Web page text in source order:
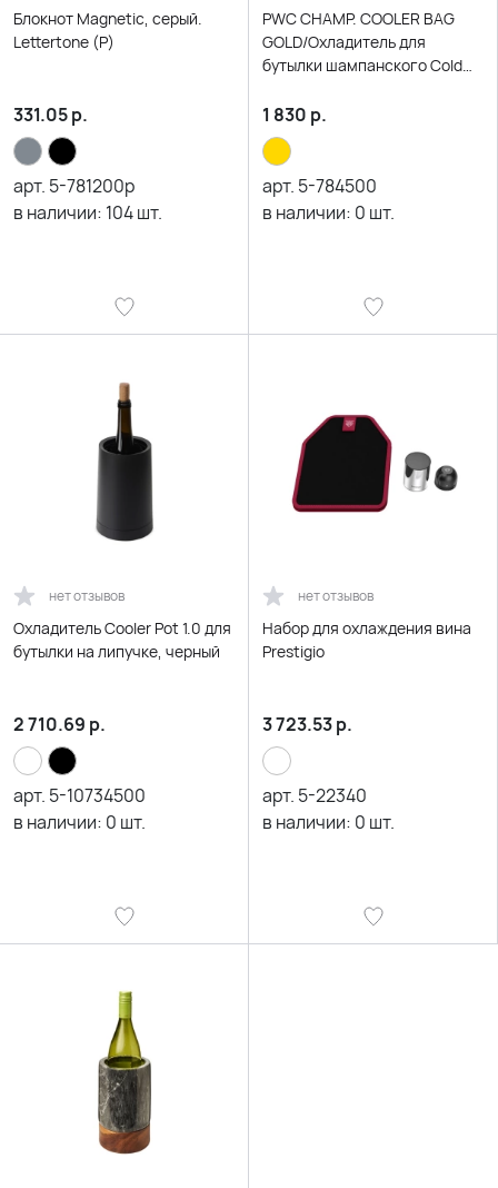
Блокнот Magnetic, серый.
Lettertone (Р)
331.05р.
арт. 5-781200р
в наличии: 104шт.
PWC CHAMP. COOLER BAG
GOLD/Охладитель для
бутылки шампанского Cold
1 830 р.
арт. 5-784500
в наличии: 0 шт.
нет отзывов
Охладитель Cooler Pot 1.0 для
бутылки на липучке, черный
2 710.69 р.
арт. 5-10734500
в наличии: 0 шт.
нет отзывов
Набор для охлаждения вина
Prestigio
3 723.53р.
арт. 5-22340
в наличии: 0 шт.